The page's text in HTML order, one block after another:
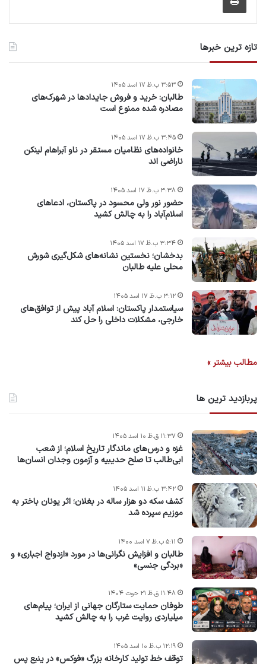
تازه ترین خبرها
طالبان: خرید و فروش جایدادها در شهرک‌های
مصادره شده ممنوع است
۳:۵۳ ب.ظ ۱۷ اسد ۱۴۰۵
خانواده‌های نظامیان مستقر در ناو آبراهام لینکن
ناراضی اند
۳:۴۵ ب.ظ ۱۷ اسد ۱۴۰۵
حضور نور ولی محسود در پاکستان، ادعاهای
اسلام‌آباد را به چالش کشید
۳:۳۸ ب.ظ ۱۷ اسد ۱۴۰۵
بدخشان؛ نخستین نشانه‌های شکل‌گیری شورش
محلی علیه طالبان
۳:۳۴ ب.ظ ۱۷ اسد ۱۴۰۵
سیاستمدار پاکستان: اسلام آباد پیش از توافق‌های
خارجی، مشکلات داخلی را حل کند
۳:۱۲ ب.ظ ۱۷ اسد ۱۴۰۵
مطالب بیشتر »
پربازدید ترین ها
غزه و درس‌های ماندگار تاریخ اسلام؛ از شعب
ابی‌طالب تا صلح حدیبیه و آزمون وجدان انسان‌ها
۱۱:۳۷ ق.ظ ۱۰ اسد ۱۴۰۵
کشف سکه دو هزار ساله در بغلان؛ اثر یونان باختر به
موزیم سپرده شد
۳:۴۲ ب.ظ ۱۱ اسد ۱۴۰۵
طالبان و افزایش نگرانی‌ها در مورد «ازدواج اجباری» و
«بردگی جنسی»
۵:۱۱ ب.ظ ۷ اسد ۱۴۰۰
طوفان حمایت ستارگان جهانی از ایران؛ پیام‌های
میلیاردی روایت غرب را به چالش کشید
۱۱:۴۸ ق.ظ ۲۱ حوت ۱۴۰۴
توقف خط تولید کارخانه بزرگ «فوکس» در ینبع پس
۱۲:۱۹ ب.ظ ۱۰ اسد ۱۴۰۵